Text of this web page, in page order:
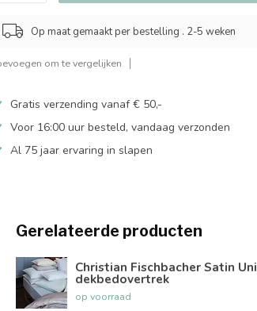
Op maat gemaakt per bestelling . 2-5 weken
om te vergelijken
Gratis verzending vanaf € 50,-
Voor 16:00 uur besteld, vandaag verzonden
Al 75 jaar ervaring in slapen
Gerelateerde producten
Christian Fischbacher Satin Uni
dekbedovertrek
op voorraad